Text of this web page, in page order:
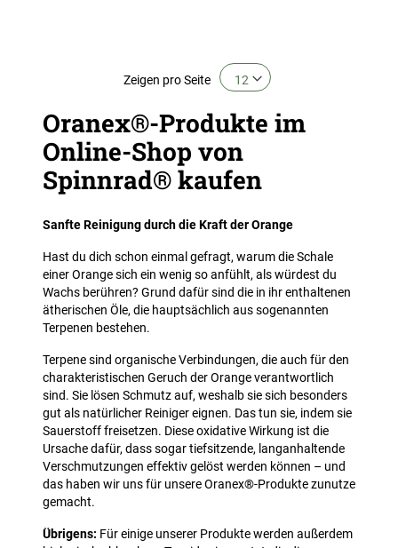
Zeigen pro Seite
Oranex®-Produkte im
Online-Shop von
Spinnrad® kaufen
Sanfte Reinigung durch die Kraft der Orange
Hast du dich schon einmal gefragt, warum die Schale
einer Orange sich ein wenig so anfühlt, als würdest du
Wachs berühren? Grund dafür sind die in ihr enthaltenen
ätherischen Öle, die hauptsächlich aus sogenannten
Terpenen bestehen.
Terpene sind organische Verbindungen, die auch für den
charakteristischen Geruch der Orange verantwortlich
sind. Sie lösen Schmutz auf, weshalb sie sich besonders
gut als natürlicher Reiniger eignen. Das tun sie, indem sie
Sauerstoff freisetzen. Diese oxidative Wirkung ist die
Ursache dafür, dass sogar tiefsitzende, langanhaltende
Verschmutzungen effektiv gelöst werden können – und
das haben wir uns für unsere Oranex®-Produkte zunutze
gemacht.
Übrigens: Für einige unserer Produkte werden außerdem